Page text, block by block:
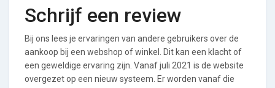
Schrijf een review
Bij ons lees je ervaringen van andere gebruikers over de
aankoop bij een webshop of winkel. Dit kan een klacht of
een geweldige ervaring zijn. Vanaf juli 2021 is de website
overgezet op een nieuw systeem. Er worden vanaf die